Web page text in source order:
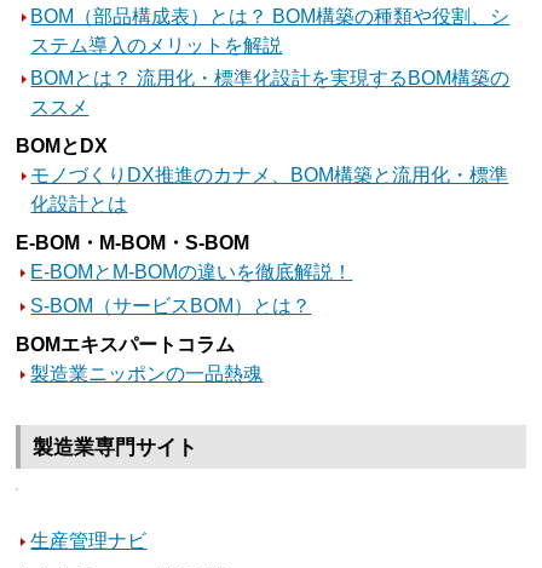
BOM（部品構成表）とは？ BOM構築の種類や役割、シ
ステム導入のメリットを解説
BOMとは？ 流用化・標準化設計を実現するBOM構築の
ススメ
BOMとDX
モノづくりDX推進のカナメ、BOM構築と流用化・標準
化設計とは
E-BOM・M-BOM・S-BOM
E-BOMとM-BOMの違いを徹底解説！
S-BOM（サービスBOM）とは？
BOMエキスパートコラム
製造業ニッポンの一品熱魂
製造業専門サイト
生産管理ナビ